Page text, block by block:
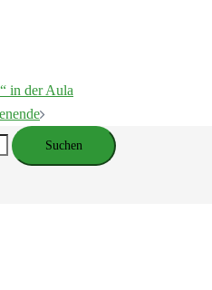
in der Aula